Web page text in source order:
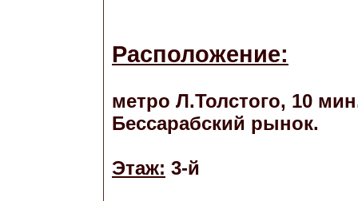
Расположение:
метро Л.Толстого, 10
Бессарабский рынок.
Этаж: 3-й